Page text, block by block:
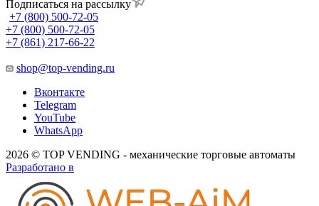
Подписаться на рассылку
+7 (800) 500-72-05
+7 (800) 500-72-05
+7 (861) 217-66-22
shop@top-vending.ru
Вконтакте
Telegram
YouTube
WhatsApp
2026 © TOP VENDING - механические торговые автоматы
Разработано в